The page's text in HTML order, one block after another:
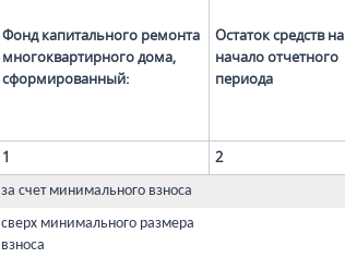
Фонд капитального ремонта
многоквартирного дома,
сформированный:
Остаток средств на
начало отчетного
периода
1
2
за счет минимального взноса
сверх минимального размера
взноса